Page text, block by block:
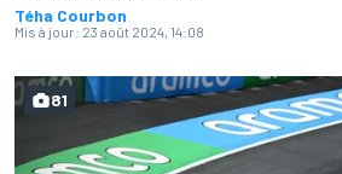
Téha Courbon
Mis à jour: 23 août 2024, 14:08
81